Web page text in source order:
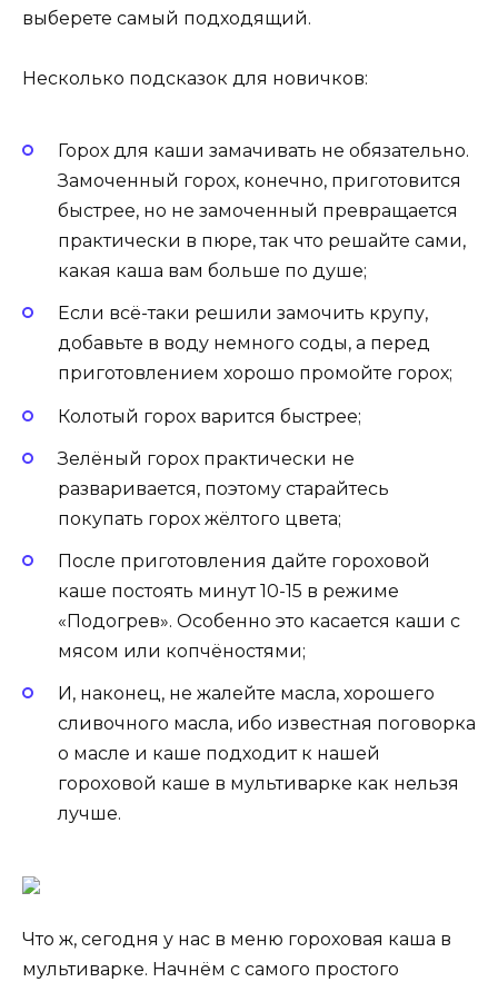
выберете самый подходящий.
Несколько подсказок для новичков:
Горох для каши замачивать не обязательно.
Замоченный горох, конечно, приготовится
быстрее, но не замоченный превращается
практически в пюре, так что решайте сами,
какая каша вам больше по душе;
Если всё-таки решили замочить крупу,
добавьте в воду немного соды, а перед
приготовлением хорошо промойте горох;
Колотый горох варится быстрее;
Зелёный горох практически не
разваривается, поэтому старайтесь
покупать горох жёлтого цвета;
После приготовления дайте гороховой
каше постоять минут 10-15 в режиме
«Подогрев». Особенно это касается каши с
мясом или копчёностями;
И, наконец, не жалейте масла, хорошего
сливочного масла, ибо известная поговорка
о масле и каше подходит к нашей
гороховой каше в мультиварке как нельзя
лучше.
Что ж, сегодня у нас в меню гороховая каша в
мультиварке. Начнём с самого простого